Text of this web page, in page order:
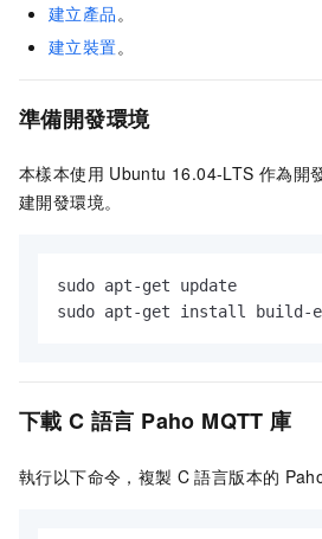
建立產品。
建立裝置。
準備開發環境
本樣本使用 Ubuntu 16.04-LTS 作為開
建開發環境。
sudo apt-get update
sudo apt-get install build-
下載 C 語言 Paho MQTT 庫
執行以下命令，複製 C 語言版本的